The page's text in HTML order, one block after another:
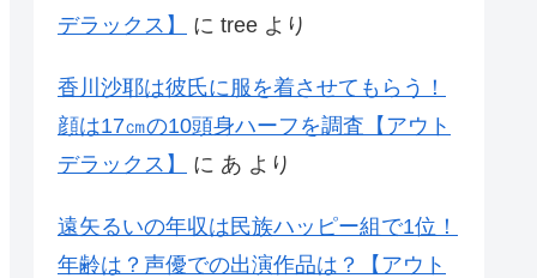
デラックス】
に tree より
香川沙耶は彼氏に服を着させてもらう！
顔は17㎝の10頭身ハーフを調査【アウト
デラックス】
に あ より
遠矢るいの年収は民族ハッピー組で1位！
年齢は？声優での出演作品は？【アウト